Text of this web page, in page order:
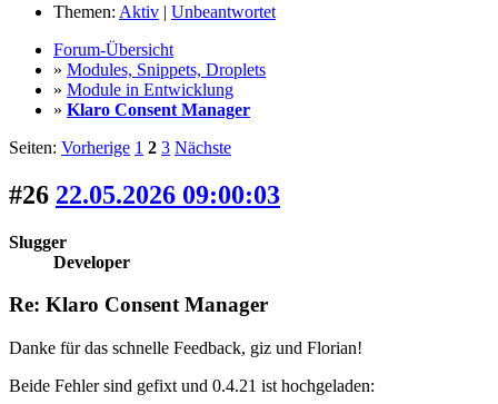
Themen: Aktiv | Unbeantwortet
Forum-Übersicht
» Modules, Snippets, Droplets
» Module in Entwicklung
» Klaro Consent Manager
Seiten: Vorherige 1 2 3 Nächste
#26 22.05.2026 09:00:03
Slugger
Developer
Re: Klaro Consent Manager
Danke für das schnelle Feedback, giz und Florian!
Beide Fehler sind gefixt und 0.4.21 ist hochgeladen: